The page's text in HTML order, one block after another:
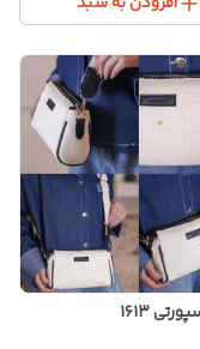
۱۶۱۳